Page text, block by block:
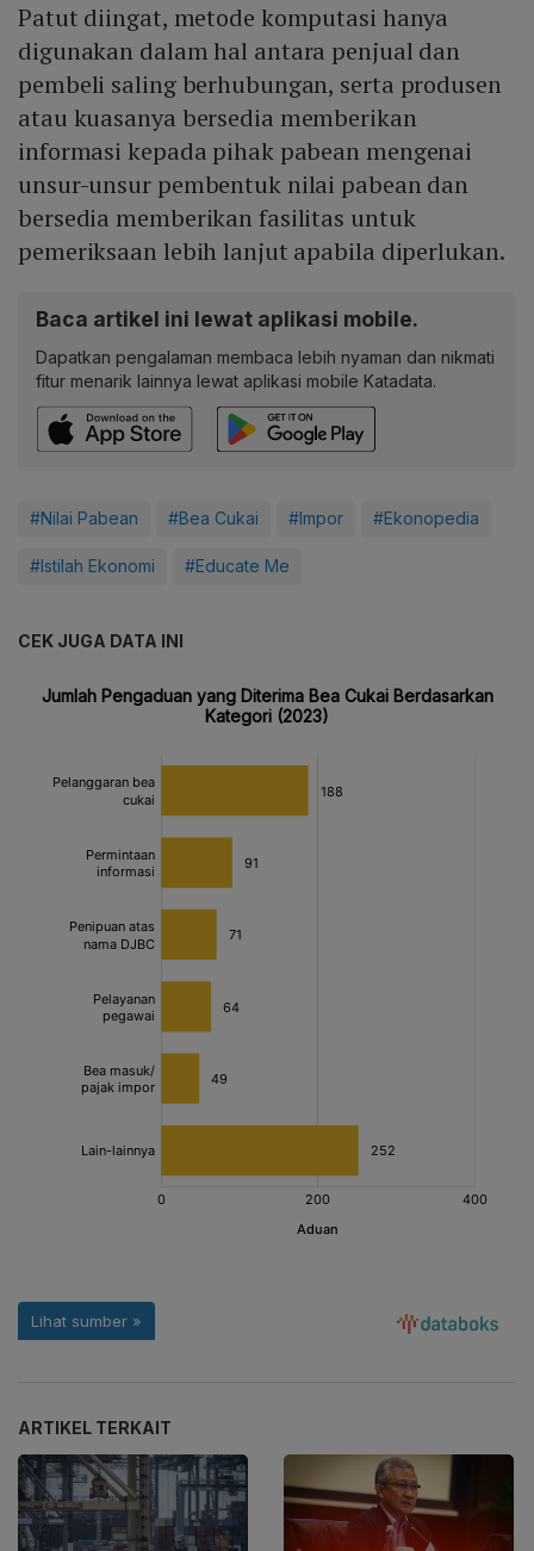
Patut diingat, metode komputasi hanya
digunakan dalam hal antara penjual dan
pembeli saling berhubungan, serta produsen
atau kuasanya bersedia memberikan
informasi kepada pihak pabean mengenai
unsur-unsur pembentuk nilai pabean dan
bersedia memberikan fasilitas untuk
pemeriksaan lebih lanjut apabila diperlukan.
Baca artikel ini lewat aplikasi mobile.
Dapatkan pengalaman membaca lebih nyaman dan nikmati
fitur menarik lainnya lewat aplikasi mobile Katadata.
#Nilai Pabean #Bea Cukai #Impor #Ekonopedia
#Istilah Ekonomi #Educate Me
CEK JUGA DATA INI
ARTIKEL TERKAIT